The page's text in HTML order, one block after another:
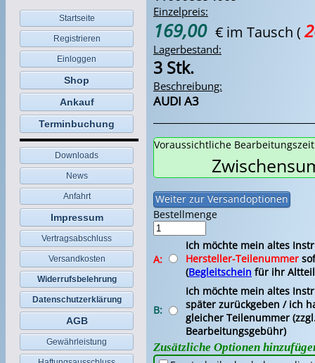
Startseite
Registrieren
Einloggen
Shop
Ankauf
Terminbuchung
Downloads
News
Anfahrt
Impressum
Vertragsabschluss
Versandkosten
Widerrufsbelehrung
Datenschutzerklärung
AGB
Gewährleistung
Einzelpreis:
169,00 € im Tausch (
Lagerbestand:
3 Stk.
Beschreibung:
AUDI A3
Voraussichtliche
Bestellmenge
A:
Ich möchte mein altes
Hersteller-Teilenummer
(Begleitschein für ihr
B:
Ich möchte mein altes
später zurückgeben / ich
gleicher Teilenummer
Bearbeitungsgebühr)
Zusätzliche Optionen